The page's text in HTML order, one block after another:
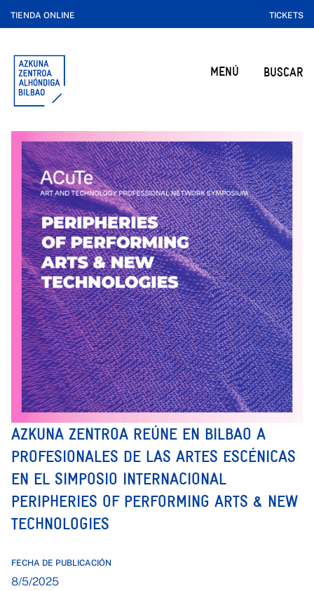
TIENDA ONLINE TICKETS
MENÚ BUSCAR
AZKUNA ZENTROA REÚNE EN BILBAO A
PROFESIONALES DE LAS ARTES ESCÉNICAS
EN EL SIMPOSIO INTERNACIONAL
PERIPHERIES OF PERFORMING ARTS & NEW
TECHNOLOGIES
FECHA DE PUBLICACIÓN
8/5/2025